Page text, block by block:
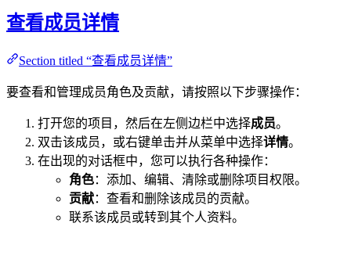
查看成员详情
Section titled “查看成员详情”
要查看和管理成员角色及贡献，请按照以下步骤操作：
打开您的项目，然后在左侧边栏中选择成员。
双击该成员，或右键单击并从菜单中选择详情。
在出现的对话框中，您可以执行各种操作：
角色：添加、编辑、清除或删除项目权限。
贡献：查看和删除该成员的贡献。
联系该成员或转到其个人资料。